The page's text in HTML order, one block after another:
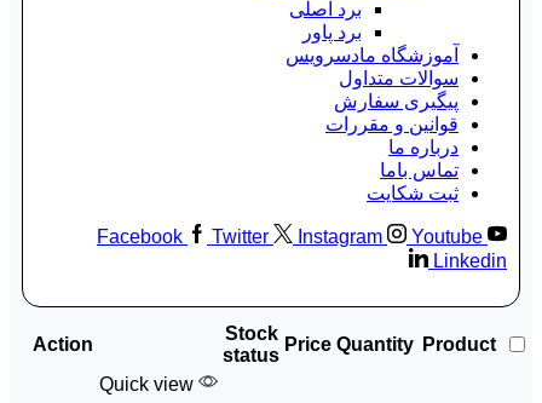
برد اصلی
برد پاور
آموزشگاه مادسرویس
سوالات متداول
پیگیری سفارش
قوانین و مقررات
درباره ما
تماس باما
ثبت شکایت
Facebook Twitter Instagram
Youtube
Linkedin
Product
Quantity
Price
Stock
status
Action
Quick view